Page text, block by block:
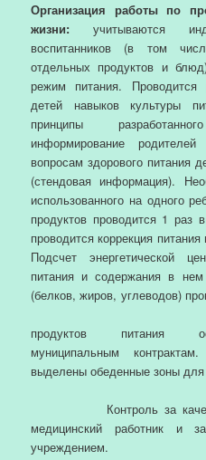
Организация работы по
жизни: учитываются
воспитанников (в том
отдельных продуктов и
режим питания.
детей навыков культуры
принципы
информирование
вопросам здорового питания
(стендовая информация).
использованного на одного
продуктов проводится 1 раз
проводится коррекция
Подсчет энергетической
питания и содержания в
(белков, жиров,
продуктов питания
муниципальным
выделены обеденные
Контроль за
медицинский работник и
учреждением.